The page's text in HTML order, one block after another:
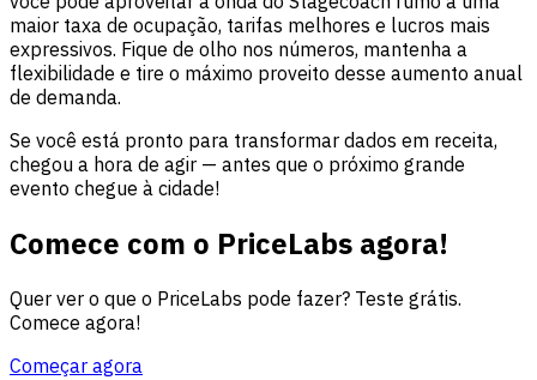
maior taxa de ocupação, tarifas melhores e lucros mais
expressivos. Fique de olho nos números, mantenha a
flexibilidade e tire o máximo proveito desse aumento anual
de demanda.
Se você está pronto para transformar dados em receita,
chegou a hora de agir — antes que o próximo grande
evento chegue à cidade!
Comece com o PriceLabs agora!
Quer ver o que o PriceLabs pode fazer? Teste grátis.
Comece agora!
Começar agora